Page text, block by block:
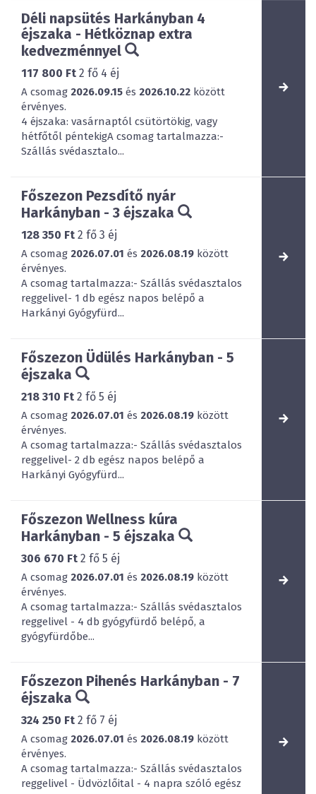
Déli napsütés Harkányban 4
éjszaka - Hétköznap extra
kedvezménnyel
117 800 Ft 2 fő 4 éj
A csomag 2026.09.15 és 2026.10.22 között
érvényes.
4 éjszaka: vasárnaptól csütörtökig, vagy
hétfőtől péntekigA csomag tartalmazza:-
Szállás svédasztalo...
Főszezon Pezsdítő nyár
Harkányban - 3 éjszaka
128 350 Ft 2 fő 3 éj
A csomag 2026.07.01 és 2026.08.19 között
érvényes.
A csomag tartalmazza:- Szállás svédasztalos
reggelivel- 1 db egész napos belépő a
Harkányi Gyógyfürd...
Főszezon Üdülés Harkányban - 5
éjszaka
218 310 Ft 2 fő 5 éj
A csomag 2026.07.01 és 2026.08.19 között
érvényes.
A csomag tartalmazza:- Szállás svédasztalos
reggelivel- 2 db egész napos belépő a
Harkányi Gyógyfürd...
Főszezon Wellness kúra
Harkányban - 5 éjszaka
306 670 Ft 2 fő 5 éj
A csomag 2026.07.01 és 2026.08.19 között
érvényes.
A csomag tartalmazza:- Szállás svédasztalos
reggelivel - 4 db gyógyfürdő belépő, a
gyógyfürdőbe...
Főszezon Pihenés Harkányban - 7
éjszaka
324 250 Ft 2 fő 7 éj
A csomag 2026.07.01 és 2026.08.19 között
érvényes.
A csomag tartalmazza:- Szállás svédasztalos
reggelivel - Üdvözlőital - 4 napra szóló egész